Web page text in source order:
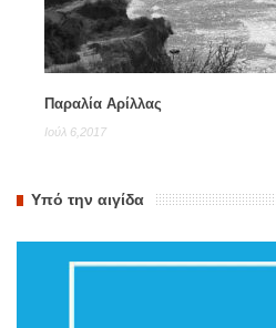
Παραλία Αρίλλας
Ιούλ 6,2017
Υπό την αιγίδα